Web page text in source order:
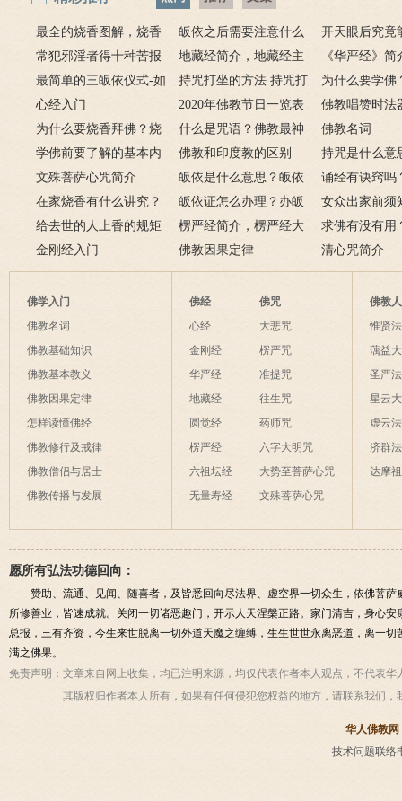
最全的烧香图解，烧香
有何含义与讲究？
皈依之后需要注意什么
吗 皈依佛门后的注意事
项
开天眼后究竟
么？
常犯邪淫者得十种苦报
从婚后出轨事件看出的因
果报应
地藏经简介，地藏经主
要讲什么？
《华严经》简
广佛华严经讲
最简单的三皈依仪式-如
何授三皈五戒居士仪轨
持咒打坐的方法 持咒打
坐的姿势图
为什么要学佛
用呢？
心经入门 2020年佛教节日一览表
佛教唱赞时法
为什么要烧香拜佛？烧
香的含义是什么？
什么是咒语？佛教最神
奇的九个咒语
佛教名词
学佛前要了解的基本内
容
佛教和印度教的区别
持咒是什么意
持咒？
文殊菩萨心咒简介
皈依是什么意思？皈依
三宝又是什么意思？
诵经有诀窍吗
十二条诀窍
在家烧香有什么讲究？
一些禁忌千万不要触
碰！
皈依证怎么办理？办皈
依证后的忌讳是什么？
女众出家前须
只有一次出家
给去世的人上香的规矩
楞严经简介，楞严经大
致在讲什么？
求佛有没有用
说佛菩萨可以
金刚经入门 佛教因果定律 清心咒简介
佛学入门
佛教名词
佛教基础知识
佛教基本教义
佛教因果定律
怎样读懂佛经
佛教修行及戒律
佛教僧侣与居士
佛教传播与发展
佛经
心经
金刚经
华严经
地藏经
圆觉经
楞严经
六祖坛经
无量寿经
佛咒
大悲咒
楞严咒
准提咒
往生咒
药师咒
六字大明咒
大势至菩萨心咒
文殊菩萨心咒
佛教
惟贤
蕅益
圣严
星云
虚云
济群
达摩
愿所有弘法功德回向：
赞助、流通、见闻、随喜者，及皆悉回向尽法界、虚空界一切众生，依佛菩
所修善业，皆速成就。关闭一切诸恶趣门，开示人天涅槃正路。家门清吉，身心
总报，三有齐资，今生来世脱离一切外道天魔之缠缚，生生世世永离恶道，离一
满之佛果。
免责声明： 文章来自网上收集，均已注明来源，均仅代表作者本人观点，不代表
其版权归作者本人所有，如果有任何侵犯您权益的地方，请联系我们，
华人佛教网
技术问题联络